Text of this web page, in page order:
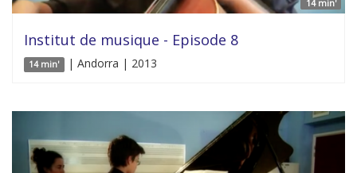
14 min'
Institut de musique - Episode 8
14 min' | Andorra | 2013